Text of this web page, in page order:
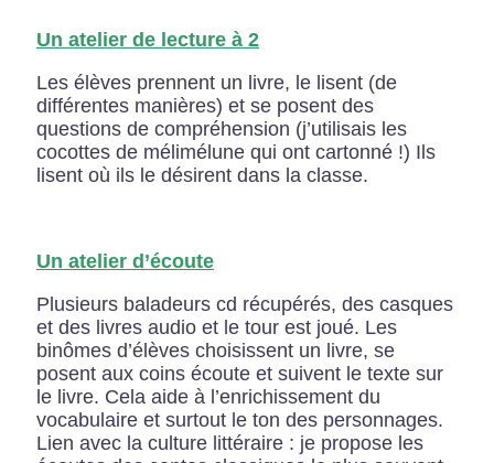
Un atelier de lecture à 2
Les élèves prennent un livre, le lisent (de
différentes manières) et se posent des
questions de compréhension (j’utilisais les
cocottes de mélimélune qui ont cartonné !) Ils
lisent où ils le désirent dans la classe.
Un atelier d’écoute
Plusieurs baladeurs cd récupérés, des casques
et des livres audio et le tour est joué. Les
binômes d’élèves choisissent un livre, se
posent aux coins écoute et suivent le texte sur
le livre. Cela aide à l’enrichissement du
vocabulaire et surtout le ton des personnages.
Lien avec la culture littéraire : je propose les